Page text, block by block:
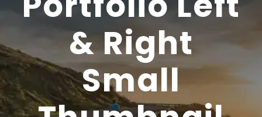
& Right
Small